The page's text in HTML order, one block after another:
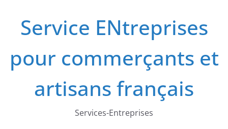
contenuService ENtreprises
pour commerçants et
artisans français
Services-Entreprises